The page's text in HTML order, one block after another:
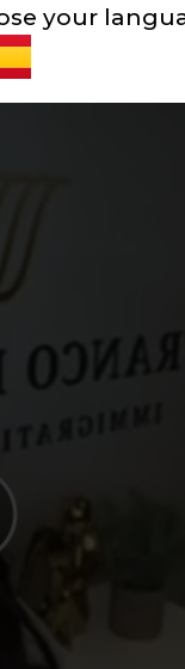
your